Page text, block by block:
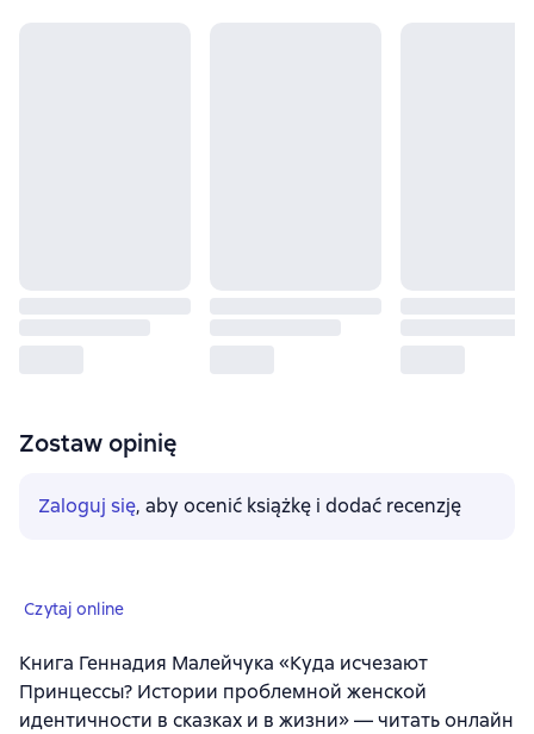
Zostaw opinię
Zaloguj się, aby ocenić książkę i dodać recenzję
Czytaj online
Книга Геннадия Малейчука «Куда исчезают
Принцессы? Истории проблемной женской
идентичности в сказках и в жизни» — читать онлайн